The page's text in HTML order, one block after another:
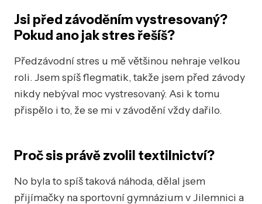
Jsi před závoděním vystresovaný?
Pokud ano jak stres řešíš?
Předzávodní stres u mě většinou nehraje velkou
roli. Jsem spíš flegmatik, takže jsem před závody
nikdy nebýval moc vystresovaný. Asi k tomu
přispělo i to, že se mi v závodění vždy dařilo.
Proč sis právě zvolil textilnictví?
No byla to spíš taková náhoda, dělal jsem
přijímačky na sportovní gymnázium v Jilemnici a